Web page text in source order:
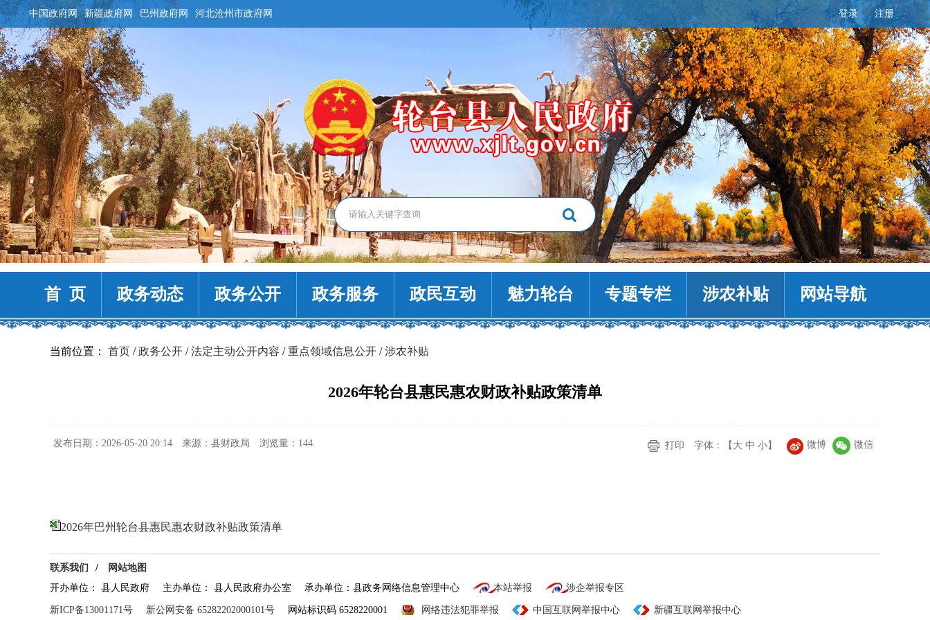
中国政府网 新疆政府网 巴州政府网 河北沧州市政府网 登录 注册
首 页 政务动态 政务公开 政务服务 政民互动 魅力轮台 专题专栏 涉农补贴 网站导航
当前位置： 首页 /政务公开 /法定主动公开内容 /重点领域信息公开 /涉农补贴
2026年轮台县惠民惠农财政补贴政策清单
发布日期：2026-05-20 20:14 来源：县财政局 浏览量： 144 打印 字体：【 大 中 小】 微博 微信
2026年巴州轮台县惠民惠农财政补贴政策清单
联系我们 /
网站地图
开办单位： 县人民政府
主办单位： 县人民政府办公室 承办单位：县政务网络信息管理中心 本站举报 涉企举报专区
新ICP备13001171号 新公网安备 65282202000101号 网站标识码 6528220001 网络违法犯罪举报 中国互联网举报中心 新疆互联网举报中心